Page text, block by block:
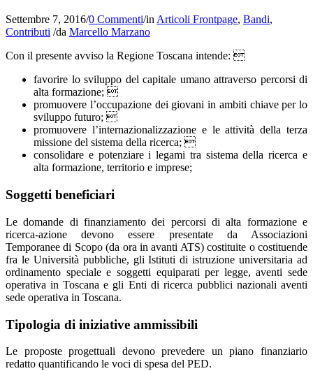
Settembre 7, 2016/0 Commenti/in Articoli Frontpage, Bandi,
Contributi /da Marcello Marzano
Con il presente avviso la Regione Toscana intende: 
favorire lo sviluppo del capitale umano attraverso percorsi di
alta formazione; 
promuovere l’occupazione dei giovani in ambiti chiave per lo
sviluppo futuro; 
promuovere l’internazionalizzazione e le attività della terza
missione del sistema della ricerca; 
consolidare e potenziare i legami tra sistema della ricerca e
alta formazione, territorio e imprese;
Soggetti beneficiari
Le domande di finanziamento dei percorsi di alta formazione e
ricerca-azione devono essere presentate da Associazioni
Temporanee di Scopo (da ora in avanti ATS) costituite o costituende
fra le Università pubbliche, gli Istituti di istruzione universitaria ad
ordinamento speciale e soggetti equiparati per legge, aventi sede
operativa in Toscana e gli Enti di ricerca pubblici nazionali aventi
sede operativa in Toscana.
Tipologia di iniziative ammissibili
Le proposte progettuali devono prevedere un piano finanziario
redatto quantificando le voci di spesa del PED.